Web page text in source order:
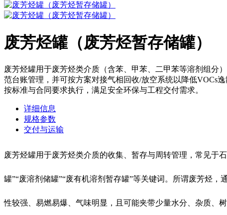
废芳烃罐（废芳烃暂存储罐）
废芳烃罐用于废芳烃类介质（含苯、甲苯、二甲苯等溶剂组分
范台账管理，并可按方案对接气相回收/放空系统以降低VOCs
按标准与合同要求执行，满足安全环保与工程交付需求。
详细信息
规格参数
交付与运输
废芳烃罐用于废芳烃类介质的收集、暂存与周转管理，常见于
罐”“废溶剂储罐”“废有机溶剂暂存罐”等关键词。所谓废芳烃
性较强、易燃易爆、气味明显，且可能夹带少量水分、杂质、